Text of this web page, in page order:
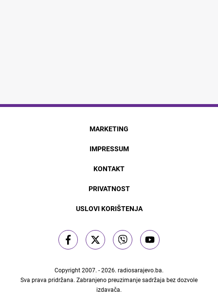
MARKETING
IMPRESSUM
KONTAKT
PRIVATNOST
USLOVI KORIŠTENJA
Copyright 2007. - 2026. radiosarajevo.ba.
Sva prava pridržana. Zabranjeno preuzimanje sadržaja bez dozvole
izdavača.